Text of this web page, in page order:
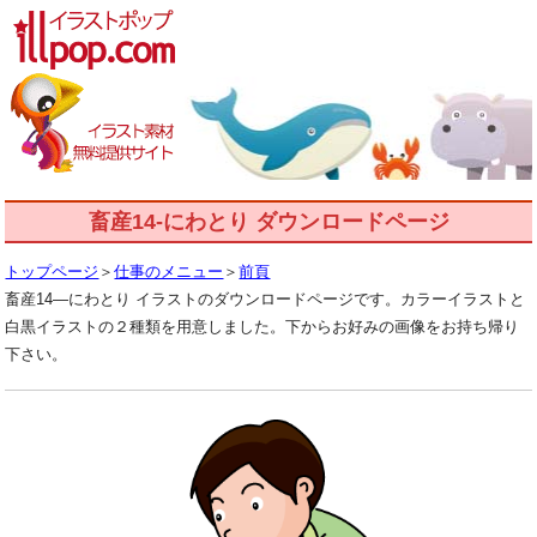
畜産14-にわとり ダウンロードページ
トップページ ＞仕事のメニュー ＞前頁
畜産14―にわとり イラストのダウンロードページです。カラーイラストと
白黒イラストの２種類を用意しました。下からお好みの画像をお持ち帰り
下さい。